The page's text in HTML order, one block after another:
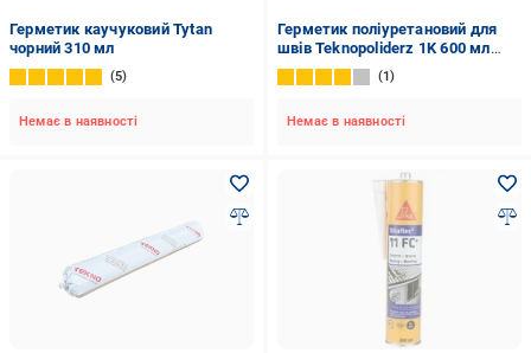
Герметик каучуковий Tytan
чорний 310 мл
5
Немає в наявності
Герметик поліуретановий для
швів Teknopoliderz 1K 600 мл
Білий (28546849)
1
Немає в наявності